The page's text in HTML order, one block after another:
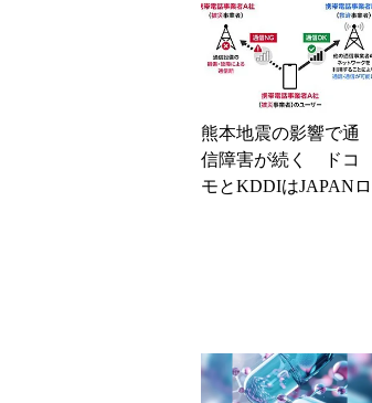
熊本地震の影響で通
信障害が続く ドコ
モとKDDIはJAPANロ